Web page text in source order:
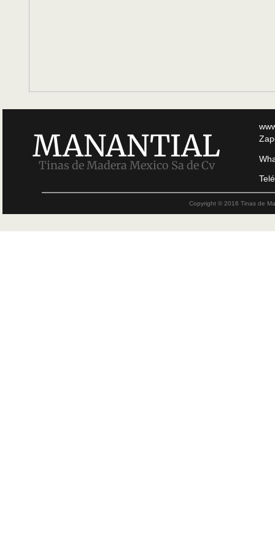
MANANTIAL
Tinas de Madera Mexico Sa de Cv
Copyright © 2016 Tinas de